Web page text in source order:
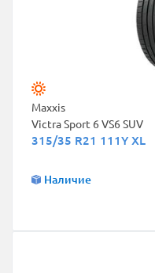
Maxxis
Victra Sport 6 VS6 SUV
315/35 R21 111Y XL
Наличие